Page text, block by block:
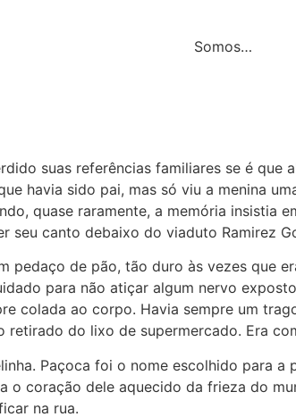
Somos…
suas referências familiares se é que
havia sido pai, mas só viu a menina
quase raramente, a memória insistia
seu canto debaixo do viaduto Ramirez
pedaço de pão, tão duro às vezes que
para não atiçar algum nervo
colada ao corpo. Havia sempre um
retirado do lixo de supermercado. Era
Paçoca foi o nome escolhido para
o coração dele aquecido da frieza do
na rua.